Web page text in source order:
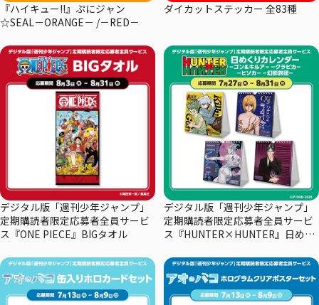
『ハイキュー!!』ぷにジャン
☆SEAL－ORANGE－ /－RED－
ダイカットステッカー 全83種
デジタル版「週刊少年ジャンプ」
定期購読者限定応募者全員サービ
ス『ONE PIECE』BIGタオル
デジタル版「週刊少年ジャンプ」
定期購読者限定応募者全員サービ
ス『HUNTER×HUNTER』日めく